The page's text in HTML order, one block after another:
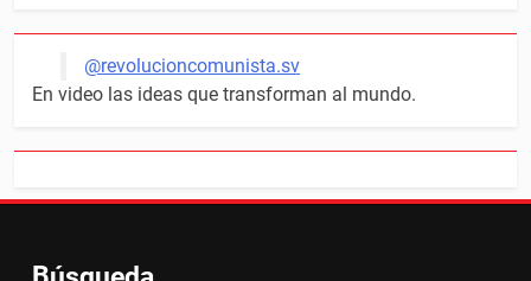
@revolucioncomunista.sv
En video las ideas que transforman al mundo.